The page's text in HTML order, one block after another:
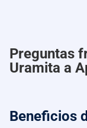
Preguntas
Uramita a
Beneficios